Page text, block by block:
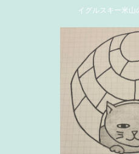
イグルスキー米山